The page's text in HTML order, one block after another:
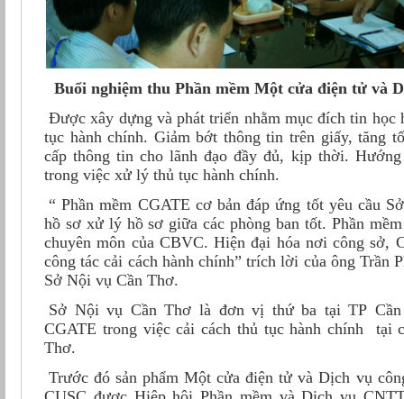
Buổi nghiệm thu Phần mềm Một cửa điện tử và
Được xây dựng và phát triển nhằm mục đích tin học
tục hành chính. Giảm bớt thông tin trên giấy, tăng
cấp thông tin cho lãnh đạo đầy đủ, kịp thời.
trong việc xử lý thủ tục hành chính.
“ Phần mềm CGATE cơ bản đáp ứng tốt yêu cầu
hồ sơ xử lý hồ sơ giữa các phòng ban tốt. Phần
chuyên môn của CBVC. Hiện đại hóa nơi công sở,
công tác cải cách hành chính” trích lời của ông Trần
Sở Nội vụ Cần Thơ.
Sở Nội vụ Cần Thơ là đơn vị thứ ba tại TP Cần
CGATE trong việc cải cách thủ tục hành chính tại
Thơ.
Trước đó sản phẩm Một cửa điện tử và Dịch vụ